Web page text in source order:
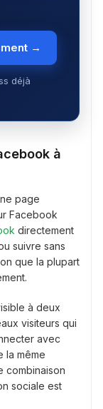
→
déjà
à
page
Facebook
directement
suivre sans
que la plupart
à deux
visiteurs qui
avec
la même
combinaison
sociale est